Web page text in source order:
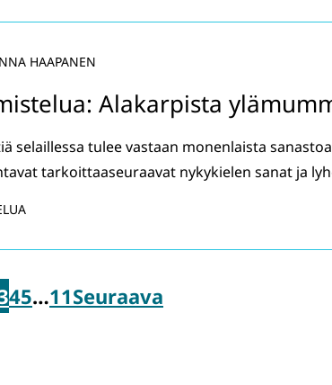
Alakarpista
HAAPANEN
selaillessa tulee vastaan monenlaista
tarkoittaaseuraavat nykykielen sanat ja
45…11Seuraava